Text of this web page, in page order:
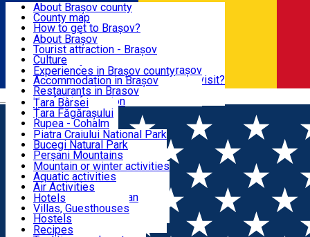
Română
BRAȘOV
EXPERIENCES
DESTINATIONS
NATURE
ACTIVE TOURISM
ACCOMMODATION
CULTURAL HERITAGE
About Brașov county
County map
How to get to Brașov?
Tourist Information Centers
Tourist Guides
Brașov Tourism Recommendations
Historical tourist attractions
What would a local recommend to visit?
Tourism news Brașov
Restaurants
About Brașov
Tourist attraction - Brașov
Culture
Tourist Information Center - Brașov
Accommodation in Brașov
Restaurants in Brasov
Usefull information
Experiences in Brașov county
Țara Bârsei
Țara Făgărașului
Rupea - Cohalm
ECO Destinations
Piatra Craiului National Park
Bucegi Natural Park
Perșani Mountains
Făgăraș Mountains
Postăvarul Peak
Măgura Codlei
Ciucaș Mountains
Protected areas
Other natural attractions
Speoturism
Mountain or winter activities
Aquatic activities
Air Activities
Adventure, Equestrian
Cycling, Running
Other activities
Hotels
Villas, Guesthouses
Hostels
Cottages
Recipes